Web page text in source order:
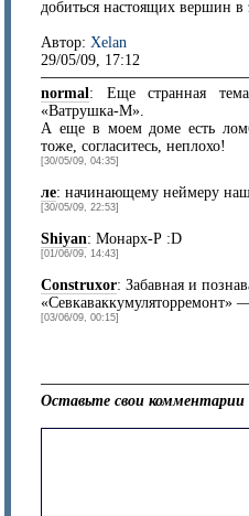
добиться настоящих вершин
Автор:Xelan
29/05/09, 17:12
normal: Еще странная
«Ватрушка-М».
А еще в моем доме есть
тоже, согласитесь, неплохо!
[30/05/09, 04:35]
ле: начинающему неймеру
[30/05/09, 22:53]
Shiyan: Монарх-Р :D
[01/06/09, 14:43]
Construxor: Забавная и
«Севкаваккумуляторремонт»
[03/06/09, 00:15]
Оставьте свои